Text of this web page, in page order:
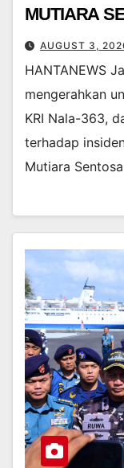
MUTIARA
AUGUST 3,
HANTANEWS
mengerahkan
KRI Nala-363,
terhadap
Mutiara